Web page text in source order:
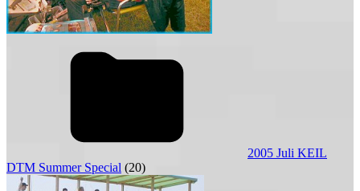
2005 Juli KEIL
DTM Summer Special (20)